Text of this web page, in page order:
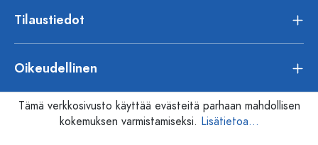
Tilaustiedot
Oikeudellinen
Tämä verkkosivusto käyttää evästeitä parhaan mahdollisen
kokemuksen varmistamiseksi. Lisätietoa...